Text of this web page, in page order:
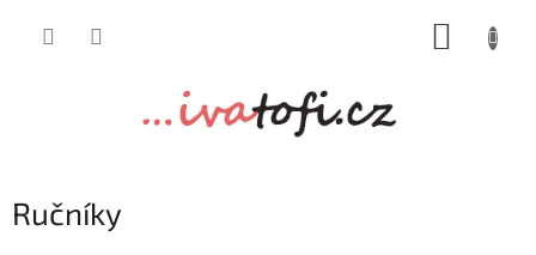
Ručníky